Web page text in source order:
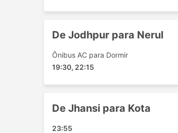
Zaheerabad
Haidarábade
Davanagere
Vapi
Nasirabad
Kalyan
De Jodhpur para Nerul
Ônibus AC para Dormir
19:30, 22:15
De Jhansi para Kota
23:55